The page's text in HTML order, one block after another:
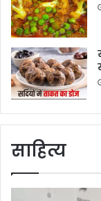
साहित्य